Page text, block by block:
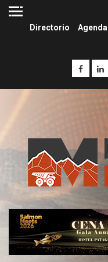
Directorio Agenda